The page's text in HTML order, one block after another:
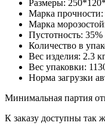
Размеры:
Марка
Марка
Пустотность: 35%
Количество в
Вес изделия: 2.3
Вес упаковки:
Норма загрузки
Минимальная партия
К заказу доступны